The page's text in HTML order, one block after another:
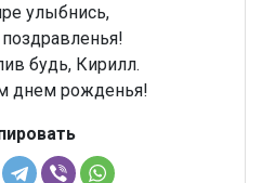
улыбнись,
будь, Кирилл.
днем рожденья!